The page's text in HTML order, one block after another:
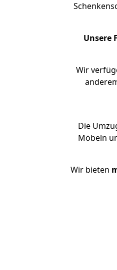
Unsere
Wir
Die
Möbeln
Wir bieten